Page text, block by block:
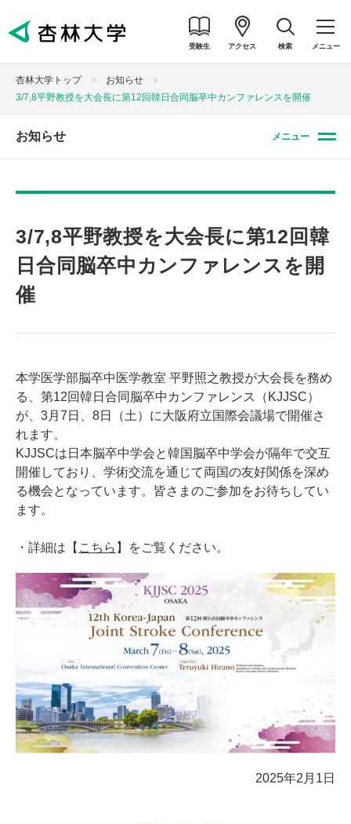
受験生 アクセス 検索 メニュー
杏林大学トップ
お知らせ
3/7,8平野教授を大会長に第12回韓日合同脳卒中カンファレンスを開催
お知らせ メニュー
3/7,8平野教授を大会長に第12回韓
日合同脳卒中カンファレンスを開
催
本学医学部脳卒中医学教室 平野照之教授が大会長を務め
る、第12回韓日合同脳卒中カンファレンス（KJJSC）
が、3月7日、8日（土）に大阪府立国際会議場で開催さ
れます。
KJJSCは日本脳卒中学会と韓国脳卒中学会が隔年で交互
開催しており、学術交流を通じて両国の友好関係を深め
る機会となっています。皆さまのご参加をお待ちしてい
ます。
・詳細は【 こちら 】をご覧ください。
2025年2月1日